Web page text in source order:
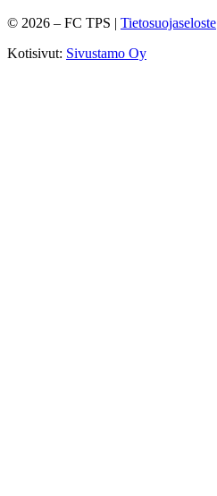
© 2026 – FC TPS | Tietosuojaseloste
Kotisivut: Sivustamo Oy